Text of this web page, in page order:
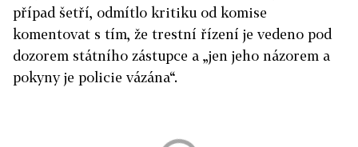
případ šetří, odmítlo kritiku od komise
komentovat s tím, že trestní řízení je vedeno pod
dozorem státního zástupce a „jen jeho názorem a
pokyny je policie vázána“.